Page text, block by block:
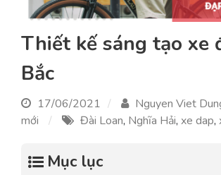
Thiết kế sáng tạo xe
Bắc
17/06/2021 Nguyen Viet
mới
Đài Loan, Nghĩa Hải, xe dap,
Mục lục